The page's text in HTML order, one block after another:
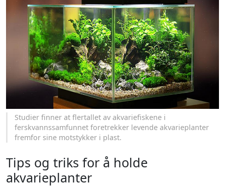
Studier finner at flertallet av akvariefiskene i
ferskvannssamfunnet foretrekker levende akvarieplanter
fremfor sine motstykker i plast.
Tips og triks for å holde
akvarieplanter